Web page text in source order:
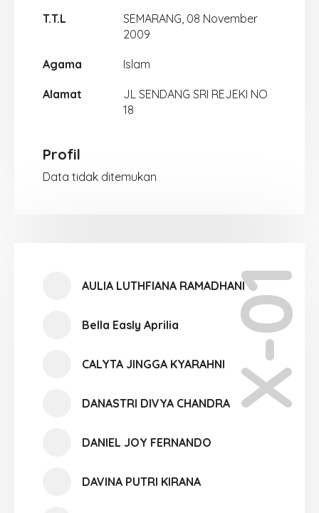
T.T.L
SEMARANG, 08 November
2009
Agama Islam
Alamat
JL SENDANG SRI REJEKI NO
18
Profil
Data tidak ditemukan
X-01
AULIA LUTHFIANA RAMADHANI
Bella Easly Aprilia
CALYTA JINGGA KYARAHNI
DANASTRI DIVYA CHANDRA
DANIEL JOY FERNANDO
DAVINA PUTRI KIRANA